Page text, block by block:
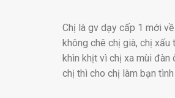
Chị là gv dạy cấp 1 mới
không chê chị già, chị
khìn khịt vì chị xa mùi đàn
chị thì cho chị làm bạn tình